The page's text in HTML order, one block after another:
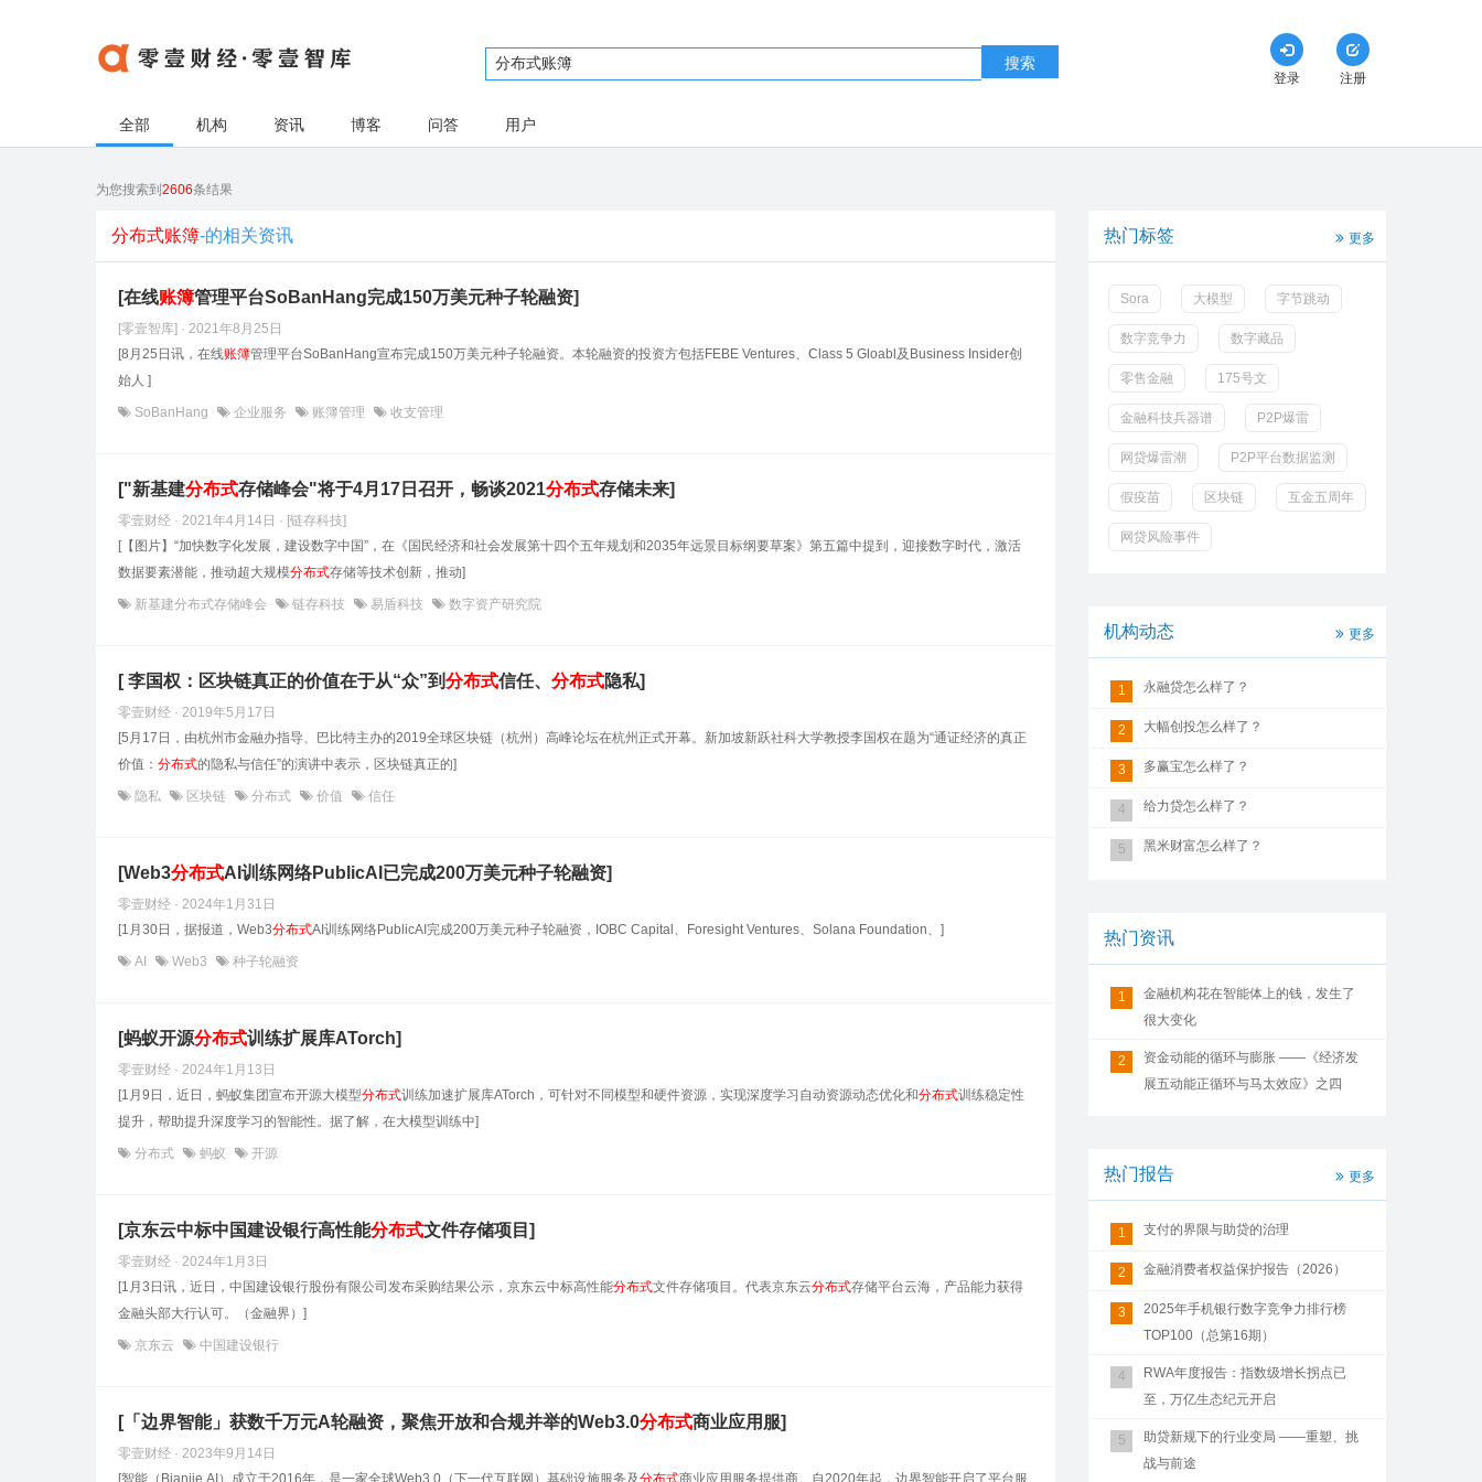
搜索
登录 注册
全部 机构 资讯 博客 问答 用户
为您搜索到 2606条结果
分布式账簿-的相关资讯
[在线账簿管理平台SoBanHang完成150万美元种子轮融资]
[零壹智库] · 2021年8月25日
[8月25日讯，在线账簿管理平台SoBanHang宣布完成150万美元种子轮融资。本轮融资的投资方包括FEBE Ventures、Class 5 Gloabl及Business Insider创
始人 ]
SoBanHang 企业服务 账簿管理 收支管理
["新基建分布式存储峰会"将于4月17日召开，畅谈2021分布式存储未来]
零壹财经 · 2021年4月14日 · [链存科技]
[【图片】“加快数字化发展，建设数字中国”，在《国民经济和社会发展第十四个五年规划和2035年远景目标纲要草案》第五篇中提到，迎接数字时代，激活
数据要素潜能，推动超大规模分布式存储等技术创新，推动]
新基建分布式存储峰会 链存科技 易盾科技 数字资产研究院
[ 李国权：区块链真正的价值在于从“众”到分布式信任、 分布式隐私]
零壹财经 · 2019年5月17日
[5月17日，由杭州市金融办指导、巴比特主办的2019全球区块链（杭州）高峰论坛在杭州正式开幕。新加坡新跃社科大学教授李国权在题为“通证经济的真正
价值： 分布式的隐私与信任”的演讲中表示，区块链真正的]
隐私 区块链 分布式 价值 信任
[Web3分布式AI训练网络PublicAI已完成200万美元种子轮融资]
零壹财经 · 2024年1月31日
[1月30日，据报道，Web3分布式AI训练网络PublicAI完成200万美元种子轮融资，IOBC Capital、Foresight Ventures、Solana Foundation、]
AI Web3 种子轮融资
[蚂蚁开源分布式训练扩展库ATorch]
零壹财经 · 2024年1月13日
[1月9日，近日，蚂蚁集团宣布开源大模型分布式训练加速扩展库ATorch，可针对不同模型和硬件资源，实现深度学习自动资源动态优化和分布式训练稳定性
提升，帮助提升深度学习的智能性。据了解，在大模型训练中]
分布式 蚂蚁 开源
[京东云中标中国建设银行高性能分布式文件存储项目]
零壹财经 · 2024年1月3日
[1月3日讯，近日，中国建设银行股份有限公司发布采购结果公示，京东云中标高性能分布式文件存储项目。代表京东云分布式存储平台云海，产品能力获得
金融头部大行认可。（金融界）]
京东云 中国建设银行
[「边界智能」获数千万元A轮融资，聚焦开放和合规并举的Web3.0分布式商业应用服]
零壹财经 · 2023年9月14日
[智能（Bianjie.AI）成立于2016年，是一家全球Web3.0（下一代互联网）基础设施服务及分布式商业应用服务提供商。自2020年起，边界智能开启了平台服
热门标签 更多
Sora 大模型 字节跳动
数字竞争力 数字藏品
零售金融 175号文
金融科技兵器谱 P2P爆雷
网贷爆雷潮 P2P平台数据监测
假疫苗 区块链 互金五周年
网贷风险事件
机构动态 更多
1 永融贷怎么样了？
2 大幅创投怎么样了？
3 多赢宝怎么样了？
4 给力贷怎么样了？
5 黑米财富怎么样了？
热门资讯
1
金融机构花在智能体上的钱，发生了
很大变化
2
资金动能的循环与膨胀 ——《经济发
展五动能正循环与马太效应》之四
热门报告 更多
1 支付的界限与助贷的治理
2 金融消费者权益保护报告（2026）
3
2025年手机银行数字竞争力排行榜
TOP100（总第16期）
4
RWA年度报告：指数级增长拐点已
至，万亿生态纪元开启
5
助贷新规下的行业变局 ——重塑、挑
战与前途